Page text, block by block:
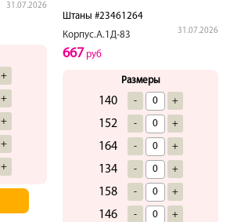
31.07.2026
+
+
+
+
+
Штаны #23461264
Корпус.А.1Д-83
31.07.2026
667 руб
Размеры
140 - +
152 - +
164 - +
134 - +
158 - +
146 - +